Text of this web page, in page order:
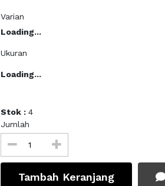
Varian
Loading...
Ukuran
Loading...
Stok : 4
Jumlah
Tambah Keranjang